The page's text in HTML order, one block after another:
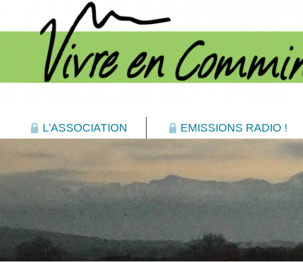
L’ASSOCIATION EMISSIONS RADIO !